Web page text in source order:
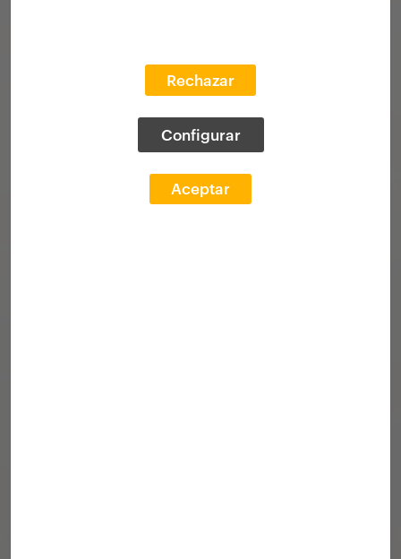
Rechazar
Configurar
Aceptar